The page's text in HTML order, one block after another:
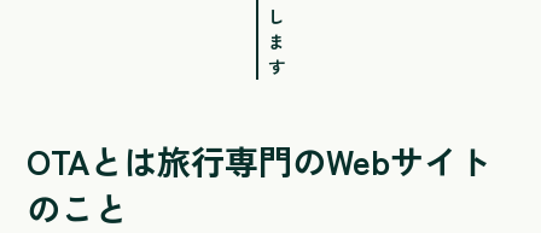
し
ま
す
OTAとは旅行専門のWebサイト
のこと